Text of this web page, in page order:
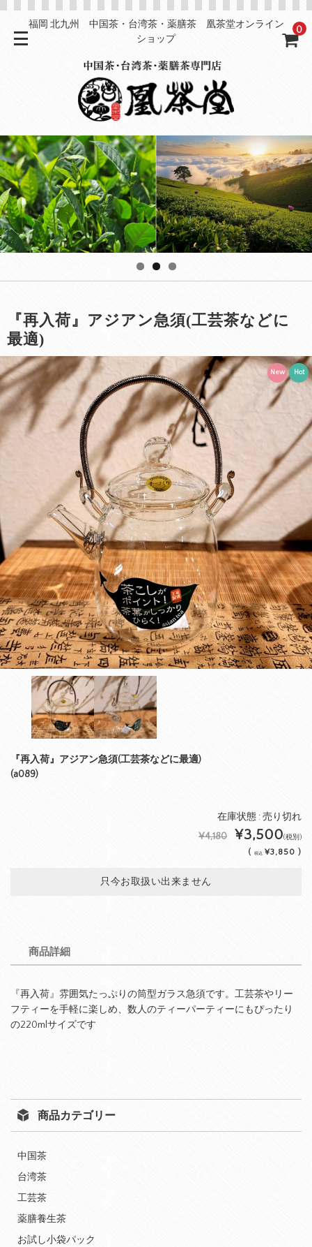
福岡 北九州 中国茶・台湾茶・薬膳茶 凰茶堂オンライン
ショップ
0
『再入荷』アジアン急須(工芸茶などに
最適)
New Hot
『再入荷』アジアン急須(工芸茶などに最適)
(a089)
在庫状態 : 売り切れ
¥4,180
¥3,500(税別)
( 税込 ¥3,850 )
只今お取扱い出来ません
商品詳細
『再入荷』雰囲気たっぷりの筒型ガラス急須です。工芸茶やリー
フティーを手軽に楽しめ、数人のティーパーティーにもぴったり
の220mlサイズです
商品カテゴリー
中国茶
台湾茶
工芸茶
薬膳養生茶
お試し小袋パック